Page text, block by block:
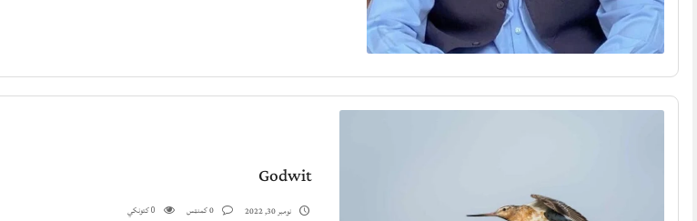
Godwit
نومبر 30, 2022 0 کمنټس 0کتونکي